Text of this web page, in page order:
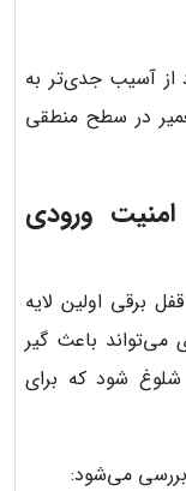
از آسیب جدی‌تر به
در سطح منطقی
ورودی
برقی اولین لایه
باعث گیر
شلوغ شود که برای
بررسی می‌شود: